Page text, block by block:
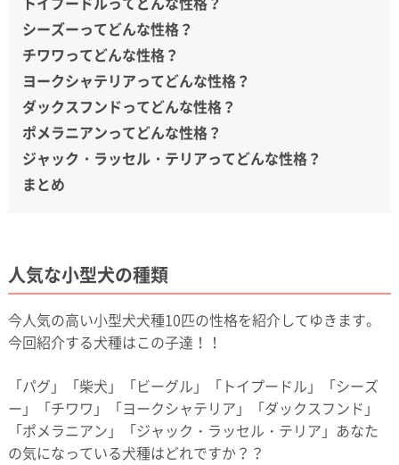
シーズーってどんな性格？
チワワってどんな性格？
ヨークシャテリアってどんな性格？
ダックスフンドってどんな性格？
ポメラニアンってどんな性格？
ジャック・ラッセル・テリアってどんな性格？
まとめ
人気な小型犬の種類
今人気の高い小型犬犬種10匹の性格を紹介してゆきます。
今回紹介する犬種はこの子達！！
「パグ」「柴犬」「ビーグル」「トイプードル」「シーズ
ー」「チワワ」「ヨークシャテリア」「ダックスフンド」
「ポメラニアン」「ジャック・ラッセル・テリア」あなた
の気になっている犬種はどれですか？？